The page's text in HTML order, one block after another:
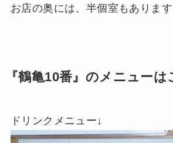
お店の奥には、半個室もあります
『鶴亀10番』のメニューは
ドリンクメニュー↓